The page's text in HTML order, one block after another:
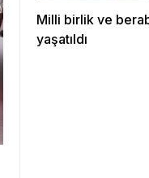
Milli birlik ve
yaşatıldı